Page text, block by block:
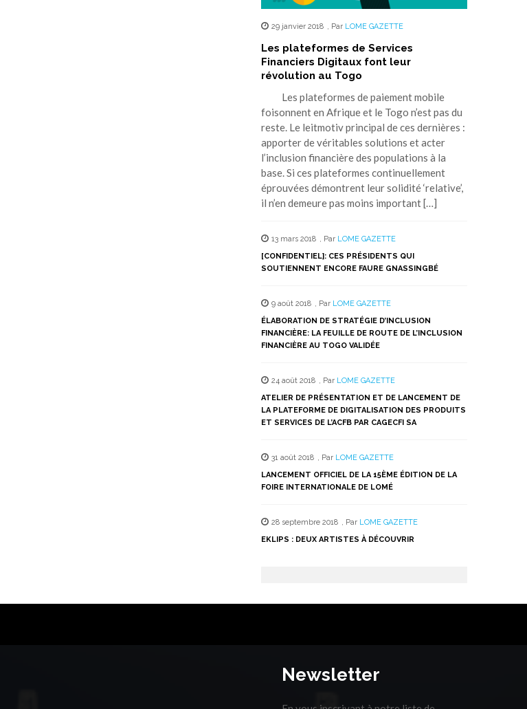
29 janvier 2018 , Par LOME GAZETTE
Les plateformes de Services
Financiers Digitaux font leur
révolution au Togo
Les plateformes de paiement mobile
foisonnent en Afrique et le Togo n’est pas du
reste. Le leitmotiv principal de ces dernières :
apporter de véritables solutions et acter
l’inclusion financière des populations à la
base. Si ces plateformes continuellement
éprouvées démontrent leur solidité ‘relative’,
il n’en demeure pas moins important […]
13 mars 2018 , Par LOME GAZETTE
[CONFIDENTIEL]: CES PRÉSIDENTS QUI
SOUTIENNENT ENCORE FAURE GNASSINGBÉ
9 août 2018 , Par LOME GAZETTE
ÉLABORATION DE STRATÉGIE D’INCLUSION
FINANCIÈRE: LA FEUILLE DE ROUTE DE L’INCLUSION
FINANCIÈRE AU TOGO VALIDÉE
24 août 2018 , Par LOME GAZETTE
ATELIER DE PRÉSENTATION ET DE LANCEMENT DE
LA PLATEFORME DE DIGITALISATION DES PRODUITS
ET SERVICES DE L’ACFB PAR CAGECFI SA
31 août 2018 , Par LOME GAZETTE
LANCEMENT OFFICIEL DE LA 15ÈME ÉDITION DE LA
FOIRE INTERNATIONALE DE LOMÉ
28 septembre 2018 , Par LOME GAZETTE
EKLIPS : DEUX ARTISTES À DÉCOUVRIR
Newsletter